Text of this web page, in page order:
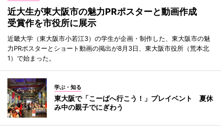
近大生が東大阪市の魅力PRポスターと動画作成
受賞作を市役所に展示
近畿大学（東大阪市小若江3）の学生が企画・制作した、東大阪市の魅
力PRポスターとショート動画の掲出が8月3日、東大阪市役所（荒本北
1）で始まった。
学ぶ・知る
東大阪で「こーばへ行こう！」プレイベント 夏休
み中の親子でにぎわう